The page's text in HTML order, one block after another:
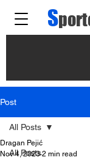
S
Post
All Posts
All Posts
Dragan Pejić
Nov 4, 2023 2 min read